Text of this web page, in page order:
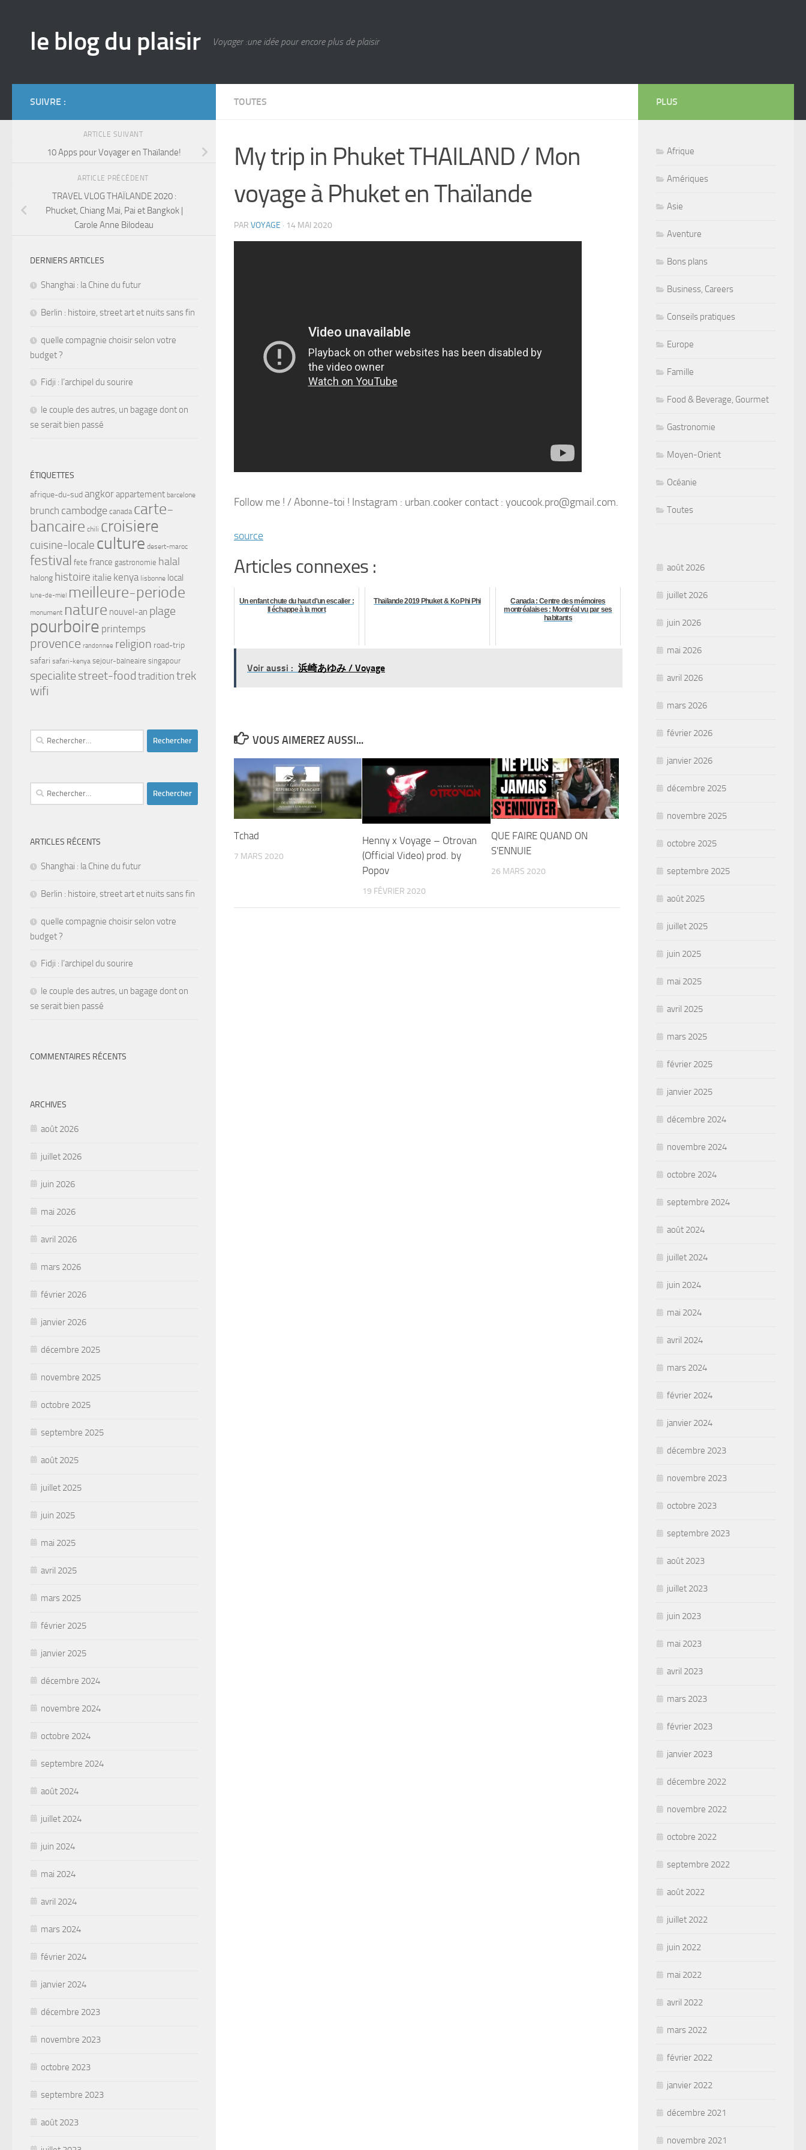
le blog du plaisir Voyager :une idée pour encore plus de plaisir
TOUTES
My trip in Phuket THAILAND / Mon
voyage à Phuket en Thaïlande
PAR VOYAGE · 14 MAI 2020
Follow me ! / Abonne-toi ! Instagram : urban.cooker contact : youcook.pro@gmail.com.
source
Articles connexes :
Un enfant chute du haut d'un escalier :
Il échappe à la mort
Thaïlande 2019 Phuket & Ko Phi Phi
Canada : Centre des mémoires
montréalaises : Montréal vu par ses
habitants
Voir aussi : 浜崎あゆみ / Voyage
VOUS AIMEREZ AUSSI...
Tchad
7 MARS 2020
Henny x Voyage – Otrovan
(Official Video) prod. by
Popov
19 FÉVRIER 2020
QUE FAIRE QUAND ON
S'ENNUIE
26 MARS 2020
SUIVRE :
ARTICLE SUIVANT
10 Apps pour Voyager en Thaïlande!
ARTICLE PRÉCÉDENT
TRAVEL VLOG THAÏLANDE 2020 :
Phucket, Chiang Mai, Pai et Bangkok |
Carole Anne Bilodeau
DERNIERS ARTICLES
Shanghai : la Chine du futur
Berlin : histoire, street art et nuits sans fin
quelle compagnie choisir selon votre
budget ?
Fidji : l’archipel du sourire
le couple des autres, un bagage dont on
se serait bien passé
ÉTIQUETTES
afrique-du-sudangkorappartement barcelone
brunch cambodge canada carte-
bancaire chili croisiere
cuisine-locale culture desert-maroc
festival fete france gastronomie halal
halong histoire italie kenya lisbonne local
lune-de-miel meilleure-periode
monument nature nouvel-an plage
pourboire printemps
provence randonnee religion road-trip
safari safari-kenya sejour-balneaire singapour
specialite street-food tradition trek
wifi
Rechercher :
Rechercher :
ARTICLES RÉCENTS
Shanghai : la Chine du futur
Berlin : histoire, street art et nuits sans fin
quelle compagnie choisir selon votre
budget ?
Fidji : l’archipel du sourire
le couple des autres, un bagage dont on
se serait bien passé
COMMENTAIRES RÉCENTS
ARCHIVES
août 2026
juillet 2026
juin 2026
mai 2026
avril 2026
mars 2026
février 2026
janvier 2026
décembre 2025
novembre 2025
octobre 2025
septembre 2025
août 2025
juillet 2025
juin 2025
mai 2025
avril 2025
mars 2025
février 2025
janvier 2025
décembre 2024
novembre 2024
octobre 2024
septembre 2024
août 2024
juillet 2024
juin 2024
mai 2024
avril 2024
mars 2024
février 2024
janvier 2024
décembre 2023
novembre 2023
octobre 2023
septembre 2023
août 2023
PLUS
Afrique
Amériques
Asie
Aventure
Bons plans
Business, Careers
Conseils pratiques
Europe
Famille
Food & Beverage, Gourmet
Gastronomie
Moyen-Orient
Océanie
Toutes
août 2026
juillet 2026
juin 2026
mai 2026
avril 2026
mars 2026
février 2026
janvier 2026
décembre 2025
novembre 2025
octobre 2025
septembre 2025
août 2025
juillet 2025
juin 2025
mai 2025
avril 2025
mars 2025
février 2025
janvier 2025
décembre 2024
novembre 2024
octobre 2024
septembre 2024
août 2024
juillet 2024
juin 2024
mai 2024
avril 2024
mars 2024
février 2024
janvier 2024
décembre 2023
novembre 2023
octobre 2023
septembre 2023
août 2023
juillet 2023
juin 2023
mai 2023
avril 2023
mars 2023
février 2023
janvier 2023
décembre 2022
novembre 2022
octobre 2022
septembre 2022
août 2022
juillet 2022
juin 2022
mai 2022
avril 2022
mars 2022
février 2022
janvier 2022
décembre 2021
novembre 2021